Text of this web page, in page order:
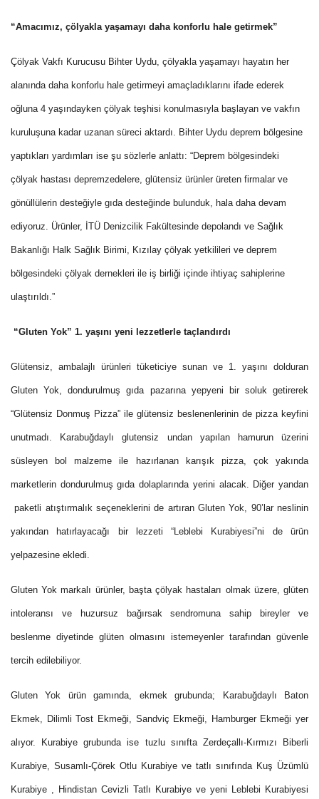
“Amacımız, çölyakla yaşamayı daha konforlu hale getirmek”
Çölyak Vakfı Kurucusu Bihter Uydu, çölyakla yaşamayı hayatın her
alanında daha konforlu hale getirmeyi amaçladıklarını ifade ederek
oğluna 4 yaşındayken çölyak teşhisi konulmasıyla başlayan ve vakfın
kuruluşuna kadar uzanan süreci aktardı. Bihter Uydu deprem bölgesine
yaptıkları yardımları ise şu sözlerle anlattı: “Deprem bölgesindeki
çölyak hastası depremzedelere, glütensiz ürünler üreten firmalar ve
gönüllülerin desteğiyle gıda desteğinde bulunduk, hala daha devam
ediyoruz. Ürünler, İTÜ Denizcilik Fakültesinde depolandı ve Sağlık
Bakanlığı Halk Sağlık Birimi, Kızılay çölyak yetkilileri ve deprem
bölgesindeki çölyak dernekleri ile iş birliği içinde ihtiyaç sahiplerine
ulaştırıldı.”
“Gluten Yok” 1. yaşını yeni lezzetlerle taçlandırdı
Glütensiz, ambalajlı ürünleri tüketiciye sunan ve 1. yaşını dolduran
Gluten Yok, dondurulmuş gıda pazarına yepyeni bir soluk getirerek
“Glütensiz Donmuş Pizza” ile glütensiz beslenenlerinin de pizza keyfini
unutmadı. Karabuğdaylı glutensiz undan yapılan hamurun üzerini
süsleyen bol malzeme ile hazırlanan karışık pizza, çok yakında
marketlerin dondurulmuş gıda dolaplarında yerini alacak. Diğer yandan
paketli atıştırmalık seçeneklerini de artıran Gluten Yok, 90’lar neslinin
yakından hatırlayacağı bir lezzeti “Leblebi Kurabiyesi”ni de ürün
yelpazesine ekledi.
Gluten Yok markalı ürünler, başta çölyak hastaları olmak üzere, glüten
intoleransı ve huzursuz bağırsak sendromuna sahip bireyler ve
beslenme diyetinde glüten olmasını istemeyenler tarafından güvenle
tercih edilebiliyor.
Gluten Yok ürün gamında, ekmek grubunda; Karabuğdaylı Baton
Ekmek, Dilimli Tost Ekmeği, Sandviç Ekmeği, Hamburger Ekmeği yer
alıyor. Kurabiye grubunda ise tuzlu sınıfta Zerdeçallı-Kırmızı Biberli
Kurabiye, Susamlı-Çörek Otlu Kurabiye ve tatlı sınıfında Kuş Üzümlü
Kurabiye , Hindistan Cevizli Tatlı Kurabiye ve yeni Leblebi Kurabiyesi